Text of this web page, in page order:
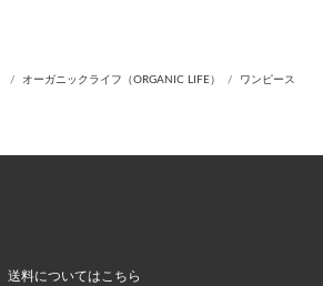
オーガニックライフ（ORGANIC LIFE） ワンピース
送料についてはこちら